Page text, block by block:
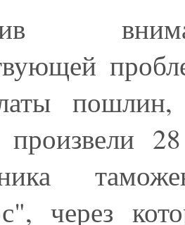
пошлин,
произвели
через